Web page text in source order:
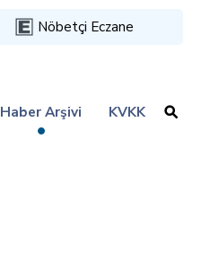
Nöbetçi Eczane
Haber Arşivi KVKK